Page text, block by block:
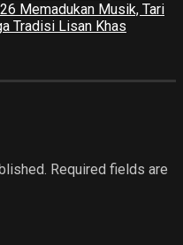
Memadukan Musik, Tari
Tradisi Lisan Khas
Required fields are